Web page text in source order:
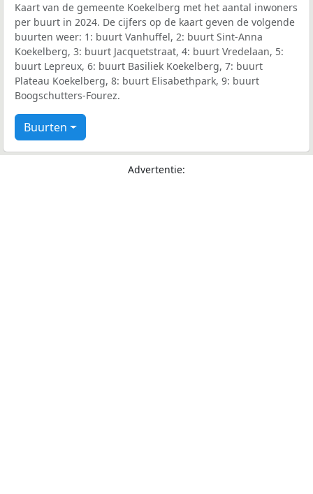
Kaart van de gemeente Koekelberg met het aantal inwoners
per buurt in 2024. De cijfers op de kaart geven de volgende
buurten weer: 1: buurt Vanhuffel, 2: buurt Sint-Anna
Koekelberg, 3: buurt Jacquetstraat, 4: buurt Vredelaan, 5:
buurt Lepreux, 6: buurt Basiliek Koekelberg, 7: buurt
Plateau Koekelberg, 8: buurt Elisabethpark, 9: buurt
Boogschutters-Fourez.
Buurten
Advertentie: